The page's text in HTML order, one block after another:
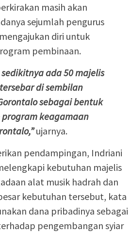
masih akan
sejumlah pengurus
diri untuk
pembinaan.
ada 50 majelis
di sembilan
sebagai bentuk
keagamaan
ujarnya.
pendampingan, Indriani
kebutuhan majelis
alat musik hadrah dan
kebutuhan tersebut, kata
dana pribadinya sebagai
pengembangan syiar